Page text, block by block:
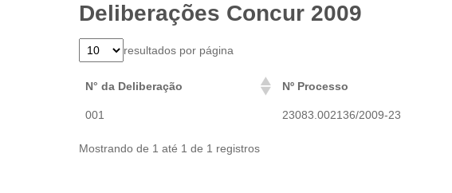
Deliberações Concur 2009
resultados por página
N° da Deliberação Nº Processo
001 23083.002136/2009-23
Mostrando de 1 até 1 de 1 registros